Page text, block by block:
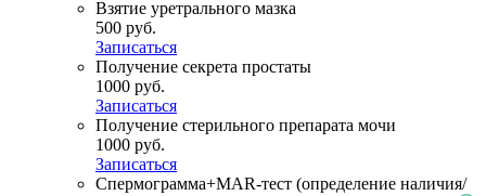
Взятие уретрального мазка
500 руб.
Записаться
Получение секрета простаты
1000 руб.
Записаться
Получение стерильного препарата мочи
1000 руб.
Записаться
Спермограмма+MAR-тест (определение наличия/